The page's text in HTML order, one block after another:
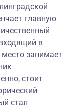
главную
в
занимает
стоит
стал